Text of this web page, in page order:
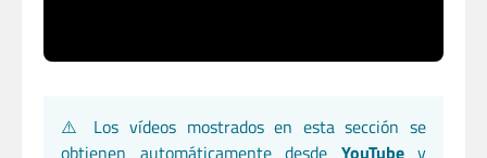
⚠️ Los vídeos mostrados en esta sección se
obtienen automáticamente desde YouTubey